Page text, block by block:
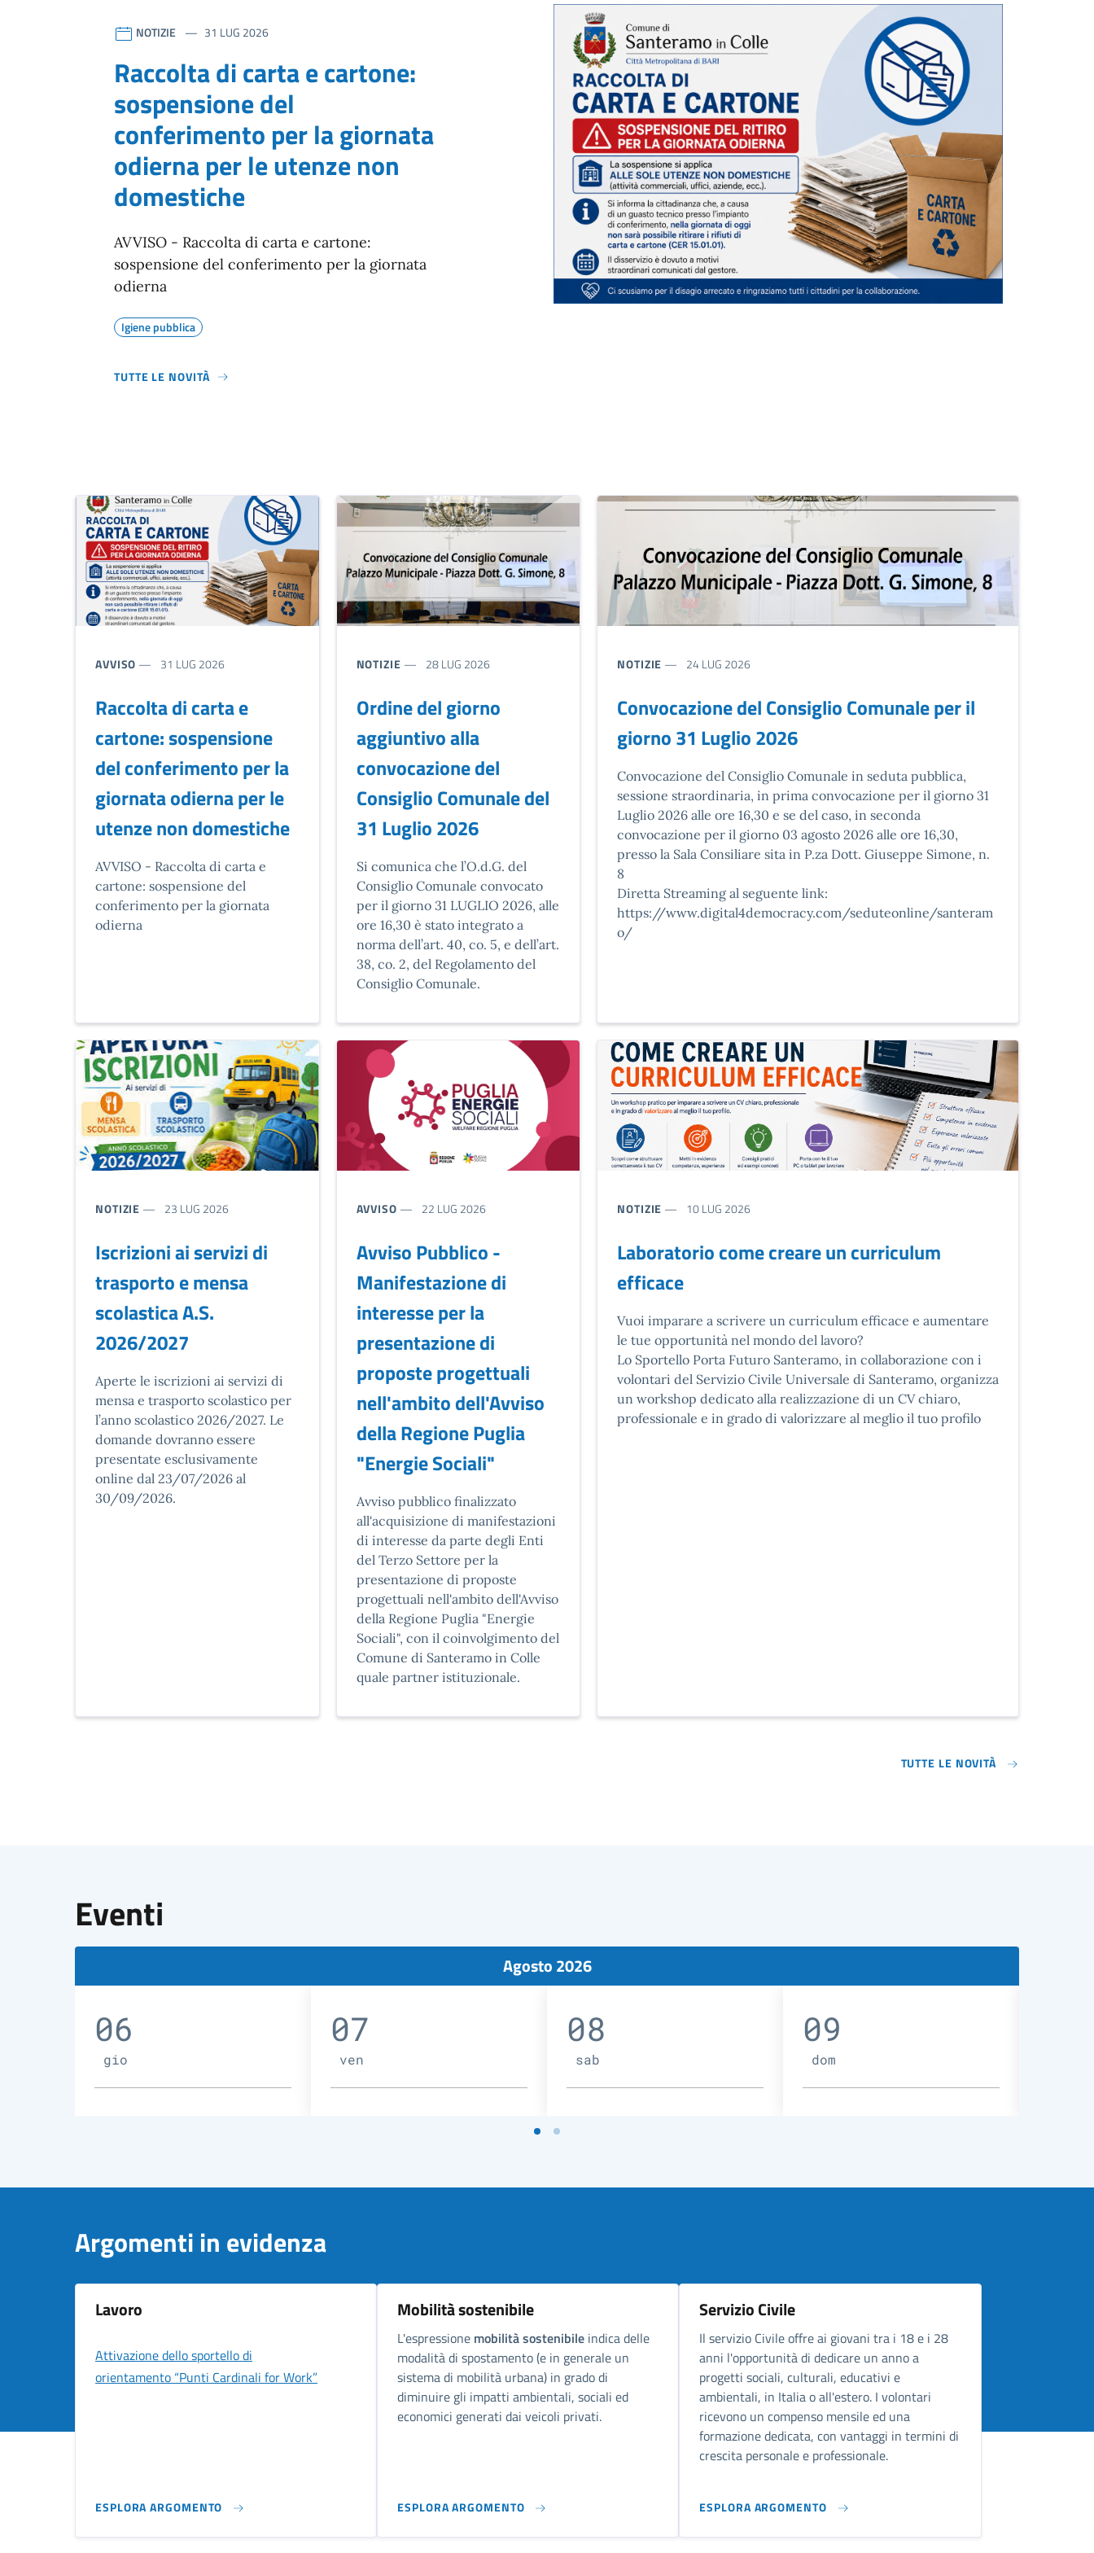
Comune di Santeramo in Colle
Contenuti in evidenza
NOTIZIE 31 LUG 2026
Raccolta di carta e cartone:
sospensione del
conferimento per la giornata
odierna per le utenze non
domestiche
AVVISO - Raccolta di carta e cartone:
sospensione del conferimento per la giornata
odierna
Igiene pubblica
TUTTE LE NOVITÀ
riferimento blocco
TIPO NOTIZIA:
AVVISO 31 LUG 2026
Raccolta di carta e
cartone: sospensione
del conferimento per la
giornata odierna per le
utenze non domestiche
Descrizione breve
AVVISO - Raccolta di carta e
cartone: sospensione del
conferimento per la giornata
odierna
TIPO NOTIZIA:
NOTIZIE 28 LUG 2026
Ordine del giorno
aggiuntivo alla
convocazione del
Consiglio Comunale del
31 Luglio 2026
Descrizione breve
Si comunica che l’O.d.G. del
Consiglio Comunale convocato
per il giorno 31 LUGLIO 2026, alle
ore 16,30 è stato integrato a
norma dell’art. 40, co. 5, e dell’art.
38, co. 2, del Regolamento del
Consiglio Comunale.
TIPO NOTIZIA:
NOTIZIE 24 LUG 2026
Convocazione del Consiglio Comunale per il
giorno 31 Luglio 2026
Descrizione breve
Convocazione del Consiglio Comunale in seduta pubblica,
sessione straordinaria, in prima convocazione per il giorno 31
Luglio 2026 alle ore 16,30 e se del caso, in seconda
convocazione per il giorno 03 agosto 2026 alle ore 16,30,
presso la Sala Consiliare sita in P.za Dott. Giuseppe Simone, n.
8
Diretta Streaming al seguente link:
https://www.digital4democracy.com/seduteonline/santeram
o/
TIPO NOTIZIA:
NOTIZIE 23 LUG 2026
Iscrizioni ai servizi di
trasporto e mensa
scolastica A.S.
2026/2027
Descrizione breve
Aperte le iscrizioni ai servizi di
mensa e trasporto scolastico per
l’anno scolastico 2026/2027. Le
domande dovranno essere
presentate esclusivamente
online dal 23/07/2026 al
30/09/2026.
TIPO NOTIZIA:
AVVISO 22 LUG 2026
Avviso Pubblico -
Manifestazione di
interesse per la
presentazione di
proposte progettuali
nell'ambito dell'Avviso
della Regione Puglia
"Energie Sociali"
Descrizione breve
Avviso pubblico finalizzato
all'acquisizione di manifestazioni
di interesse da parte degli Enti
del Terzo Settore per la
presentazione di proposte
progettuali nell'ambito dell'Avviso
della Regione Puglia "Energie
Sociali", con il coinvolgimento del
Comune di Santeramo in Colle
quale partner istituzionale.
TIPO NOTIZIA:
NOTIZIE 10 LUG 2026
Laboratorio come creare un curriculum
efficace
Descrizione breve
Vuoi imparare a scrivere un curriculum efficace e aumentare
le tue opportunità nel mondo del lavoro?
Lo Sportello Porta Futuro Santeramo, in collaborazione con i
volontari del Servizio Civile Universale di Santeramo, organizza
un workshop dedicato alla realizzazione di un CV chiaro,
professionale e in grado di valorizzare al meglio il tuo profilo
TUTTE LE NOVITÀ
Eventi
Agosto 2026
06
gio
07
ven
08
sab
09
dom
Argomenti in evidenza
Lavoro
Attivazione dello sportello di
orientamento “Punti Cardinali for Work”
ESPLORA ARGOMENTO
Mobilità sostenibile
L'espressione mobilità sostenibile indica delle
modalità di spostamento (e in generale un
sistema di mobilità urbana) in grado di
diminuire gli impatti ambientali, sociali ed
economici generati dai veicoli privati.
ESPLORA ARGOMENTO
Servizio Civile
Il servizio Civile offre ai giovani tra i 18 e i 28
anni l'opportunità di dedicare un anno a
progetti sociali, culturali, educativi e
ambientali, in Italia o all'estero. I volontari
ricevono un compenso mensile ed una
formazione dedicata, con vantaggi in termini di
crescita personale e professionale.
ESPLORA ARGOMENTO